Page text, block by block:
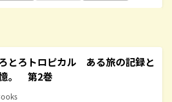
とろトロピカル ある旅の記録と
。 第2巻